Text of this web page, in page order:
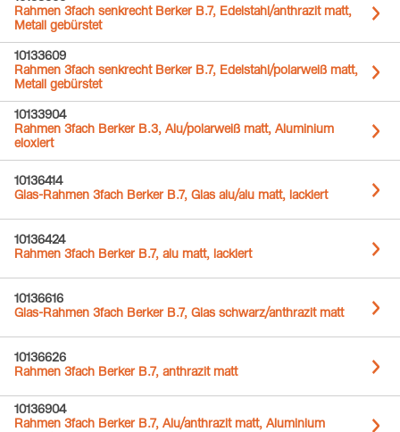
Rahmen 3fach senkrecht Berker B.7, Edelstahl/anthrazit matt,
Metall gebürstet
10133609
Rahmen 3fach senkrecht Berker B.7, Edelstahl/polarweiß matt,
Metall gebürstet
10133904
Rahmen 3fach Berker B.3, Alu/polarweiß matt, Aluminium
eloxiert
10136414
Glas-Rahmen 3fach Berker B.7, Glas alu/alu matt, lackiert
10136424
Rahmen 3fach Berker B.7, alu matt, lackiert
10136616
Glas-Rahmen 3fach Berker B.7, Glas schwarz/anthrazit matt
10136626
Rahmen 3fach Berker B.7, anthrazit matt
10136904
Rahmen 3fach Berker B.7, Alu/anthrazit matt, Aluminium